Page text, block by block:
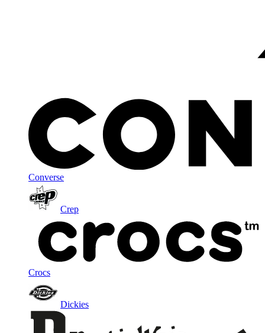
Converse
Crep
Crocs
Dickies